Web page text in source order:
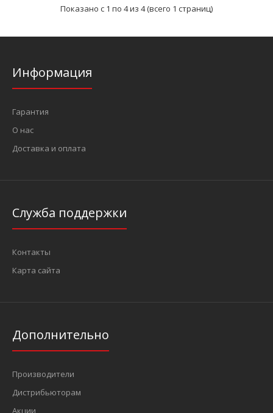
1/4" Бита Torx двухсторонняя T30xT40, L=165 мм (FORCE
Показано с 1 по 4 из 4 (всего 1 страниц)
Информация
Гарантия
О нас
Доставка и оплата
Служба поддержки
Контакты
Карта сайта
Дополнительно
Производители
Дистрибьюторам
Акции